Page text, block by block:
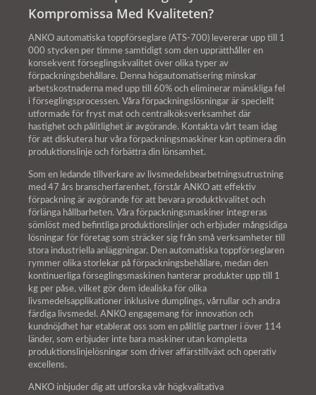
Kompromissa Med Kvaliteten?
ANKO automatiska toppförseglare (ATS-700) levererar upp till 1
000 stycken per timme samtidigt som den upprätthåller en
konsekvent förseglingskvalitet över olika typer av
förpackningsbehållare. Denna högautomatisering minskar
arbetskostnaderna med upp till 60% och eliminerar mänskliga fel
i förseglingsprocessen. Våra förpackningslösningar är speciellt
utformade för fryst mat och centralköksverksamhet där
hastighet och pålitlighet är avgörande. Kontakta vårt team idag
för att diskutera hur våra förpackningsmaskiner kan optimera din
produktionslinje och förbättra din lönsamhet.
Som en ledande tillverkare av livsmedelsbearbetningsutrustning
med 47 års branscherfarenhet, förstår ANKO att effektiv
förpackning är avgörande för att bevara produktkvalitet och
förlänga hållbarheten. Våra förpackningsmaskiner integreras
sömlöst med befintliga produktionslinjer och erbjuder mångsidiga
lösningar för företag som sträcker sig från små verksamheter till
stora industriella anläggningar. Den automatiska toppförseglaren
rymmer olika storlekar på förpackningsbehållare, medan den
kontinuerliga förseglingsmaskinen hanterar produkter upp till 1
kg per påse, vilket gör dem idealiska för olika
livsmedelsapplikationer inklusive dumplings, vårrullar och andra
färdiga livsmedel. ANKO engagemang för innovation och
kundnöjdhet har etablerat oss som en pålitlig partner i över 114
länder, som erbjuder inte bara maskiner utan kompletta
produktionslinjelösningar som driver affärstillväxt och operativ
excellens.
ANKO inbjuder dig att utforska vår högkvalitativa